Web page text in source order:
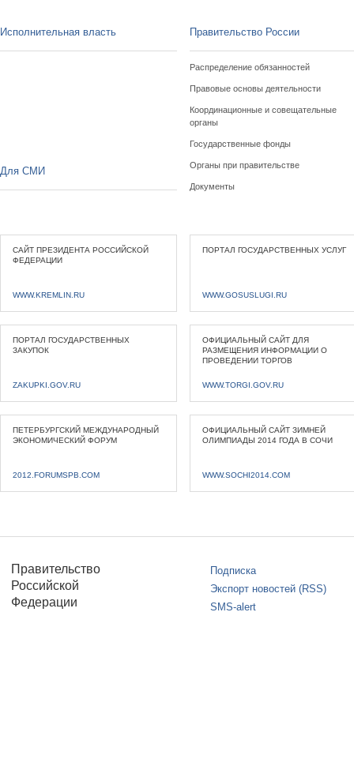
Исполнительная власть Правительство России
Распределение обязанностей
Правовые основы деятельности
Координационные и совещательные
органы
Государственные фонды
Органы при правительстве
Документы
Для СМИ
САЙТ ПРЕЗИДЕНТА РОССИЙСКОЙ
ФЕДЕРАЦИИ
WWW.KREMLIN.RU
ПОРТАЛ ГОСУДАРСТВЕННЫХ УСЛУГ
WWW.GOSUSLUGI.RU
ПОРТАЛ ГОСУДАРСТВЕННЫХ
ЗАКУПОК
ZAKUPKI.GOV.RU
ОФИЦИАЛЬНЫЙ САЙТ ДЛЯ
РАЗМЕЩЕНИЯ ИНФОРМАЦИИ О
ПРОВЕДЕНИИ ТОРГОВ
WWW.TORGI.GOV.RU
ПЕТЕРБУРГСКИЙ МЕЖДУНАРОДНЫЙ
ЭКОНОМИЧЕСКИЙ ФОРУМ
2012.FORUMSPB.COM
ОФИЦИАЛЬНЫЙ САЙТ ЗИМНЕЙ
ОЛИМПИАДЫ 2014 ГОДА В СОЧИ
WWW.SOCHI2014.COM
Правительство
Российской
Федерации
Подписка
Экспорт новостей (RSS)
SMS-alert